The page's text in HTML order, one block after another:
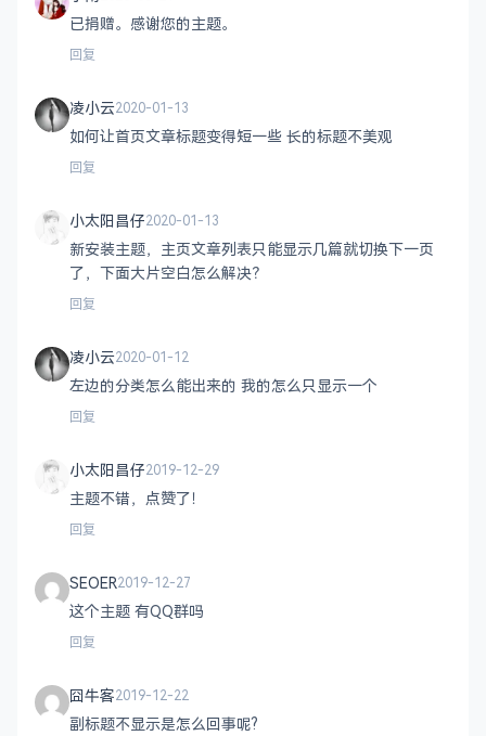
已捐赠。感谢您的主题。
回复
凌小云2020-01-13
如何让首页文章标题变得短一些 长的标题不美观
回复
小太阳昌仔2020-01-13
新安装主题，主页文章列表只能显示几篇就切换下一页
了，下面大片空白怎么解决？
回复
凌小云2020-01-12
左边的分类怎么能出来的 我的怎么只显示一个
回复
小太阳昌仔2019-12-29
主题不错，点赞了！
回复
SEOER2019-12-27
这个主题 有QQ群吗
回复
囧牛客2019-12-22
副标题不显示是怎么回事呢?